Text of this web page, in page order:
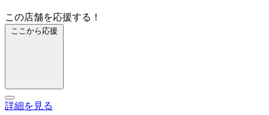
この店舗を応援する！
ここから応援
詳細を見る